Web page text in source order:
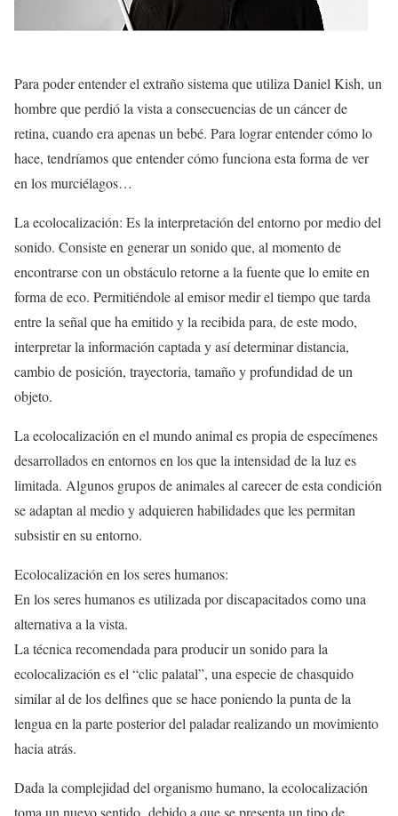
Para poder entender el extraño sistema que utiliza Daniel Kish, un
hombre que perdió la vista a consecuencias de un cáncer de
retina, cuando era apenas un bebé. Para lograr entender cómo lo
hace, tendríamos que entender cómo funciona esta forma de ver
en los murciélagos…
La ecolocalización: Es la interpretación del entorno por medio del
sonido. Consiste en generar un sonido que, al momento de
encontrarse con un obstáculo retorne a la fuente que lo emite en
forma de eco. Permitiéndole al emisor medir el tiempo que tarda
entre la señal que ha emitido y la recibida para, de este modo,
interpretar la información captada y así determinar distancia,
cambio de posición, trayectoria, tamaño y profundidad de un
objeto.
La ecolocalización en el mundo animal es propia de especímenes
desarrollados en entornos en los que la intensidad de la luz es
limitada. Algunos grupos de animales al carecer de esta condición
se adaptan al medio y adquieren habilidades que les permitan
subsistir en su entorno.
Ecolocalización en los seres humanos:
En los seres humanos es utilizada por discapacitados como una
alternativa a la vista.
La técnica recomendada para producir un sonido para la
ecolocalización es el “clic palatal”, una especie de chasquido
similar al de los delfines que se hace poniendo la punta de la
lengua en la parte posterior del paladar realizando un movimiento
hacia atrás.
Dada la complejidad del organismo humano, la ecolocalización
toma un nuevo sentido, debido a que se presenta un tipo de